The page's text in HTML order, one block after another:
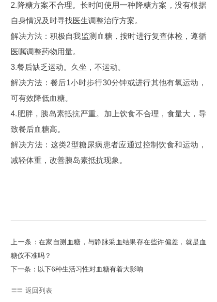
2.降糖方案不合理。长时间使用一种降糖方案，没有根据
自身情况及时寻找医生调整治疗方案。
解决方法：积极自我监测血糖，按时进行复查体检，遵循
医嘱调整药物用量。
3.餐后缺乏运动。久坐，不运动。
解决方法：餐后1小时步行30分钟或进行其他有氧运动，
可有效降低血糖。
4.肥胖，胰岛素抵抗严重。加上饮食不合理，食量大，导
致餐后血糖高。
解决方法：这类2型糖尿病患者应通过控制饮食和运动，
减轻体重，改善胰岛素抵抗现象。
上一条：在家自测血糖，与静脉采血结果存在些许偏差，就是血
糖仪不准吗？
下一条：以下6种生活习性对血糖有着大影响
返回列表